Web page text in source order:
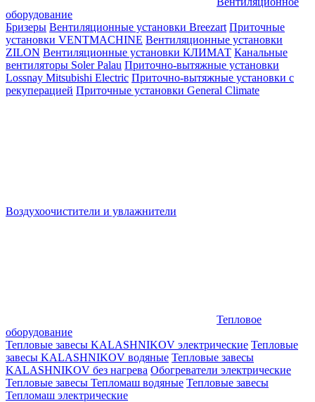
оборудование
Бризеры Вентиляционные установки Breezart Приточные
установки VENTMACHINE Вентиляционные установки
ZILON Вентиляционные установки КЛИМАТ Канальные
вентиляторы Soler Palau Приточно-вытяжные установки
Lossnay Mitsubishi Electric Приточно-вытяжные установки с
рекуперацией Приточные установки General Climate
Воздухоочистители и увлажнители
Тепловое
оборудование
Тепловые завесы KALASHNIKOV электрические Тепловые
завесы KALASHNIKOV водяные Тепловые завесы
KALASHNIKOV без нагрева Обогреватели электрические
Тепловые завесы Тепломаш водяные Тепловые завесы
Тепломаш электрические